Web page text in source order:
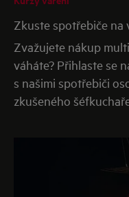
Zkuste spotřebiče na
Zvažujete nákup
váháte? Přihlaste se
s našimi spotřebiči
zkušeného